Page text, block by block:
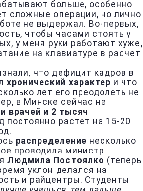
больше, особенно
сложные операции, но лично
не выдержал. Во-первых,
чтобы часами стоять у
у меня руки работают хуже,
на клавиатуре в расчет
что дефицит кадров в
хронический характер и что
лет его преодолеть не
в Минске сейчас не
врачей и 2 тысяч
постоянно растет на 15-20
распределение несколько
проводила министр
Людмила Постоялко (теперь
уклон делался на
и райцентры. Студенты